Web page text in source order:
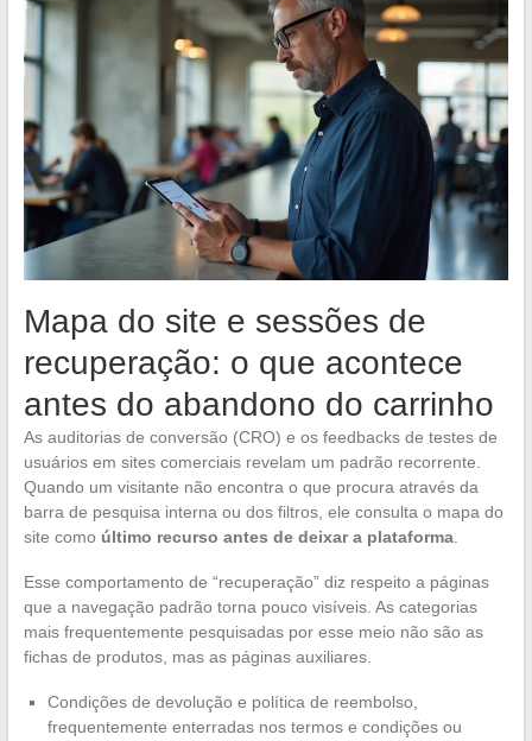
Mapa do site e sessões de
recuperação: o que acontece
antes do abandono do carrinho
As auditorias de conversão (CRO) e os feedbacks de testes de
usuários em sites comerciais revelam um padrão recorrente.
Quando um visitante não encontra o que procura através da
barra de pesquisa interna ou dos filtros, ele consulta o mapa do
site como último recurso antes de deixar a plataforma.
Esse comportamento de “recuperação” diz respeito a páginas
que a navegação padrão torna pouco visíveis. As categorias
mais frequentemente pesquisadas por esse meio não são as
fichas de produtos, mas as páginas auxiliares.
Condições de devolução e política de reembolso,
frequentemente enterradas nos termos e condições ou